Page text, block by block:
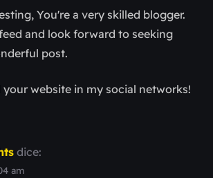
You're a very skilled blogger.
and look forward to seeking
post.
your website in my social networks!
dice:
am